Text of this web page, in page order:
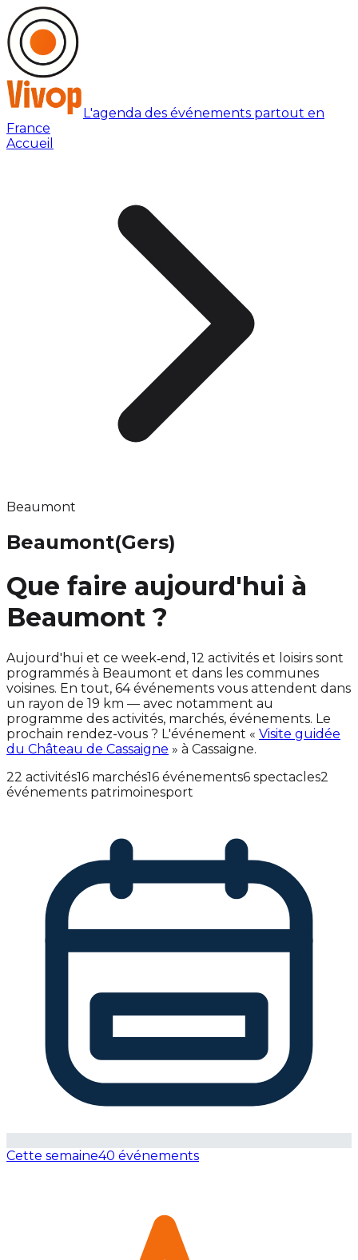
L'agenda des événements partout en
France
Accueil
Beaumont
Beaumont(Gers)
Que faire aujourd'hui à
Beaumont ?
Aujourd'hui et ce week‑end, 12 activités et loisirs sont
programmés à Beaumont et dans les communes
voisines. En tout, 64 événements vous attendent dans
un rayon de 19 km — avec notamment au
programme des activités, marchés, événements. Le
prochain rendez-vous ? L'événement « Visite guidée
du Château de Cassaigne » à Cassaigne.
22 activités16 marchés16 événements6 spectacles2
événements patrimoinesport
Cette semaine40 événements